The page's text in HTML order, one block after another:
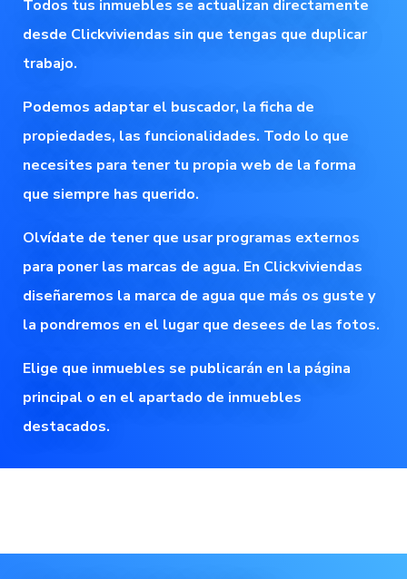
Todos tus inmuebles se actualizan directamente
desde Clickviviendas sin que tengas que duplicar
trabajo.
Podemos adaptar el buscador, la ficha de
propiedades, las funcionalidades. Todo lo que
necesites para tener tu propia web de la forma
que siempre has querido.
Olvídate de tener que usar programas externos
para poner las marcas de agua. En Clickviviendas
diseñaremos la marca de agua que más os guste y
la pondremos en el lugar que desees de las fotos.
Elige que inmuebles se publicarán en la página
principal o en el apartado de inmuebles
destacados.